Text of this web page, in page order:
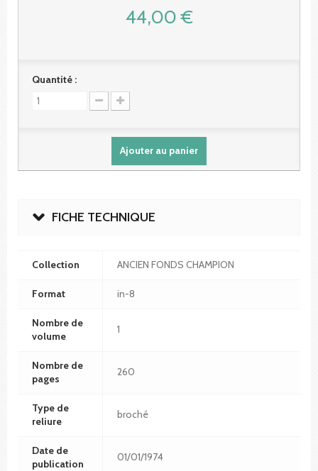
44,00 €
Quantité :
Ajouter au panier
FICHE TECHNIQUE
Collection ANCIEN FONDS CHAMPION
Format in-8
Nombre de
volume
1
Nombre de
pages
260
Type de
reliure
broché
Date de
publication
01/01/1974